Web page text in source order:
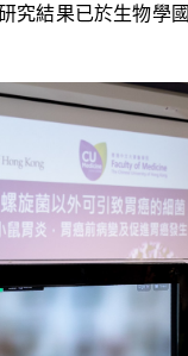
究結果已於生物學